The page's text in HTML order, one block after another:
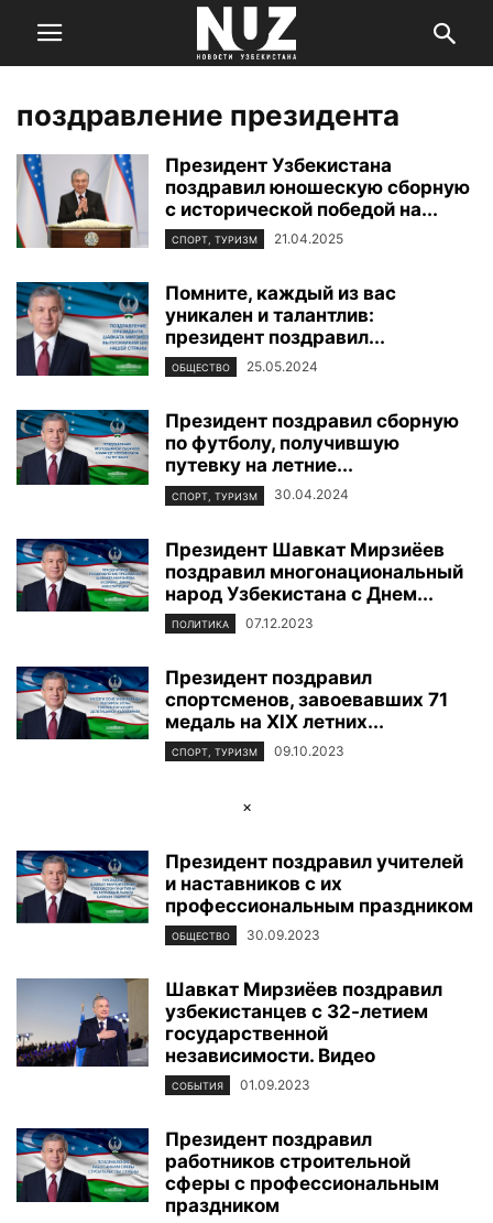
поздравление президента
Президент Узбекистана
поздравил юношескую сборную
с исторической победой на...
СПОРТ, ТУРИЗМ 21.04.2025
Помните, каждый из вас
уникален и талантлив:
президент поздравил...
ОБЩЕСТВО 25.05.2024
Президент поздравил сборную
по футболу, получившую
путевку на летние...
СПОРТ, ТУРИЗМ 30.04.2024
Президент Шавкат Мирзиёев
поздравил многонациональный
народ Узбекистана с Днем...
ПОЛИТИКА 07.12.2023
Президент поздравил
спортсменов, завоевавших 71
медаль на XIХ летних...
СПОРТ, ТУРИЗМ 09.10.2023
×
Президент поздравил учителей
и наставников с их
профессиональным праздником
ОБЩЕСТВО 30.09.2023
Шавкат Мирзиёев поздравил
узбекистанцев с 32-летием
государственной
независимости. Видео
СОБЫТИЯ 01.09.2023
Президент поздравил
работников строительной
сферы с профессиональным
праздником